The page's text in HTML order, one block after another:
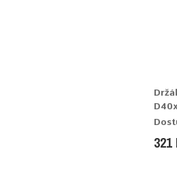
321